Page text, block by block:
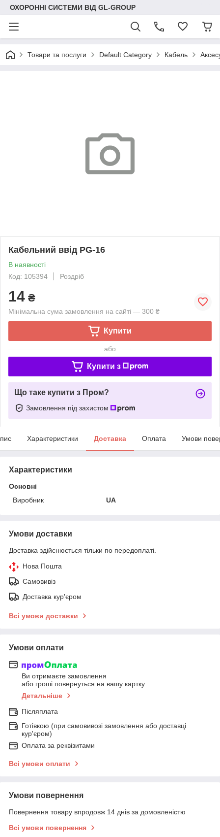
ОХОРОННІ СИСТЕМИ ВІД GL-GROUP
Товари та послуги Default Category Кабель
Кабельний ввід PG-16
В наявності
Код: 105394
Роздріб
14 ₴
Мінімальна сума замовлення на сайті — 300 ₴
Купити
або
Купити з
Що таке купити з Пром?
Замовлення під захистом
Характеристики Доставка Оплата Умови
Характеристики
Основні
Виробник
UA
Умови доставки
Доставка здійснюється тільки по передоплаті.
Нова Пошта
Самовивіз
Доставка кур'єром
Всі умови доставки
Умови оплати
Ви отримаєте замовлення
або гроші повернуться на вашу картку
Детальніше
Післяплата
Готівкою (при самовивозі замовлення або доставці
кур'єром)
Оплата за реквізитами
Всі умови оплати
Умови повернення
Повернення товару впродовж 14 днів за домовленістю
Всі умови повернення